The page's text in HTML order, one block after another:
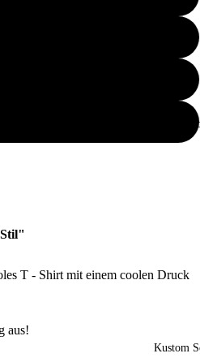
Kustom
T - Shirt mit einem coolen Druck
aus!